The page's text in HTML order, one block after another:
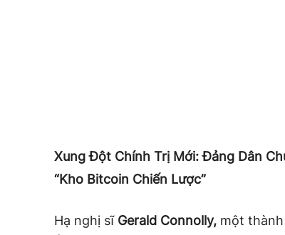
Xung Đột Chính Trị Mới: Đảng Dân
“Kho Bitcoin Chiến Lược”
Hạ nghị sĩ Gerald Connolly, một